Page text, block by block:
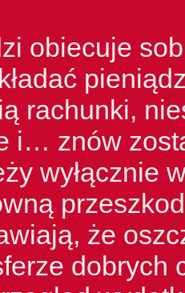
obiecuje
rachunki,
i… znów
wyłącznie
że
dobrych